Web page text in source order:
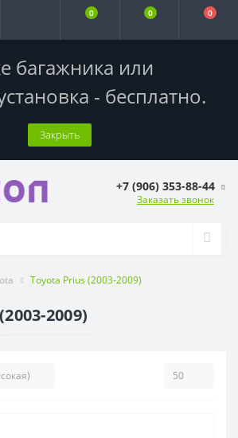
багажника или
- бесплатно.
Закрыть
0 0 0
+7 (906) 353-88-44
Заказать звонок
Toyota Prius (2003-2009)
2009)